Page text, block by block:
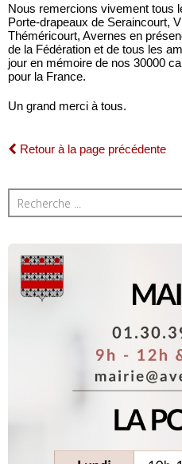
Nous remercions vivement tous
Porte-drapeaux de Seraincourt,
Théméricourt, Avernes en
de la Fédération et de tous les
jour en mémoire de nos 30000
pour la France.
Un grand merci à tous.
Retour à la page précédente